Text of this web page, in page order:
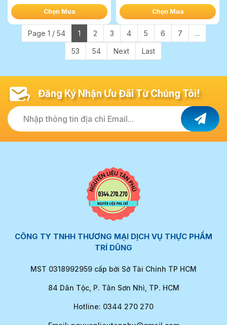
Chọn Mua Chọn Mua
Page 1 / 54 1 2 3 4 5 6 7 ...
53 54 Next Last
Đăng Ký Nhận Ưu Đãi Từ Chúng Tôi!
Nhập thông tin địa chỉ Email...
CÔNG TY TNHH THƯƠNG MẠI DỊCH VỤ THỰC PHẨM
TRÍ DŨNG
MST 0318992959 cấp bởi Sở Tài Chính TP HCM
84 Dân Tộc, P. Tân Sơn Nhì, TP. HCM
Hotline: 0344 270 270